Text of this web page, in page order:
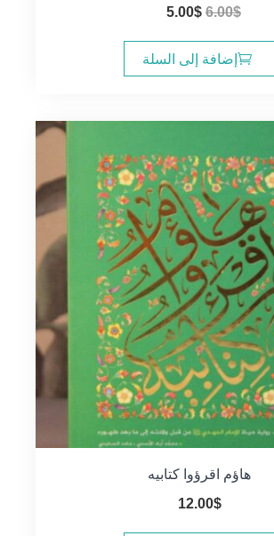
6.00$
السعر
هو:
6.00$.
5.00$
هو:
5.00$.
إضافة إلى السلة
هاؤم اقرؤوا كتابيه
12.00$